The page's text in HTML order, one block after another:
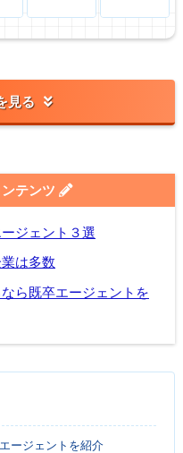
見る
テンツ
ジェント３選
は多数
ら既卒エージェントを
ージェントを紹介